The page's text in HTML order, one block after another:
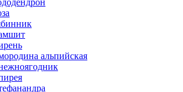
альпийская